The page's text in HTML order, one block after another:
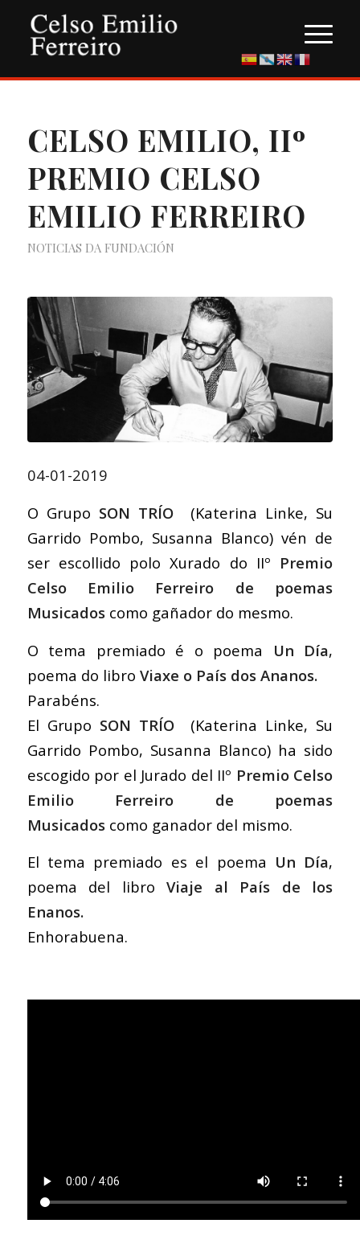
CELSO EMILIO, IIº
PREMIO CELSO
EMILIO FERREIRO
NOTICIAS DA FUNDACIÓN
04-01-2019
O Grupo SON TRÍO (Katerina Linke, Su
Garrido Pombo, Susanna Blanco) vén de
ser escollido polo Xurado do IIº Premio
Celso Emilio Ferreiro de poemas
Musicadoscomo gañador do mesmo.
O tema premiado é o poema Un Día,
poema do libro Viaxe o País dos Ananos.
Parabéns.
El Grupo SON TRÍO (Katerina Linke, Su
Garrido Pombo, Susanna Blanco) ha sido
escogido por el Jurado del IIº Premio Celso
Emilio Ferreiro de poemas
Musicadoscomo ganador del mismo.
El tema premiado es el poema Un Día,
poema del libroViaje al País de los
Enanos.
Enhorabuena.